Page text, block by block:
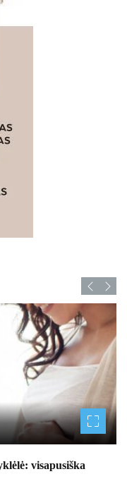
visapusiška